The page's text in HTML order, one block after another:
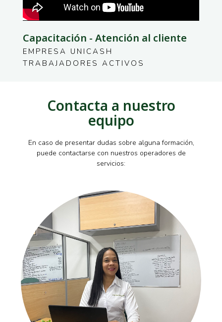
Capacitación - Atención al cliente
EMPRESA UNICASH
TRABAJADORES ACTIVOS
Contacta a nuestro
equipo
En caso de presentar dudas sobre alguna formación,
puede contactarse con nuestros operadores de
servicios: